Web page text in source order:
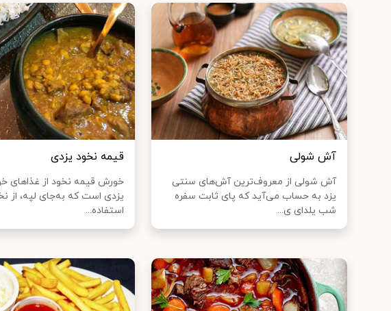
آش شولی
آش شولی از معروف‌ترین آش‌های سنتی
یزد به حساب می‌آید که پای ثابت سفره
شب یلدای ی...
قیمه نخود یزدی
خورش قیمه نخود از غذا‌های
یزدی است که به‌جای لپه، از
استفاده...